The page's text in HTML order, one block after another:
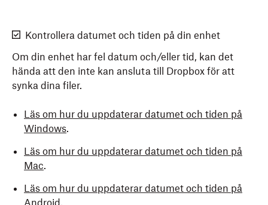
Kontrollera datumet och tiden på din enhet
Om din enhet har fel datum och/eller tid, kan det
hända att den inte kan ansluta till Dropbox för att
synka dina filer.
Läs om hur du uppdaterar datumet och tiden på
Windows.
Läs om hur du uppdaterar datumet och tiden på
Mac.
Läs om hur du uppdaterar datumet och tiden på
Android .